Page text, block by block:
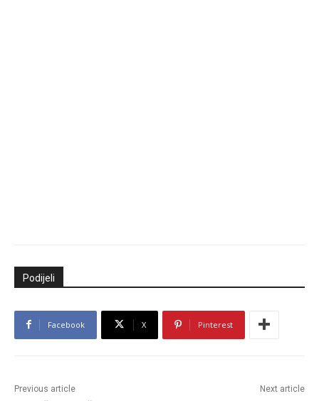
Podijeli
Facebook X Pinterest
Previous article Next article